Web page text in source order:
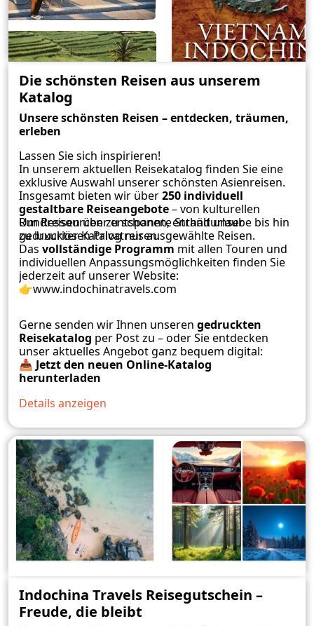
Die schönsten Reisen aus unserem
Katalog
Unsere schönsten Reisen – entdecken, träumen,
erleben
Lassen Sie sich inspirieren!
In unserem aktuellen Reisekatalog finden Sie eine
exklusive Auswahl unserer schönsten Asienreisen.
Insgesamt bieten wir über250 individuell
gestaltbare Reiseangebote– von kulturellen
Rundreisen über entspannte Strandurlaube bis hin
zu luxuriösen Privatreisen.
Um Ressourcen zu schonen, enthält unser
gedruckter Katalog nur ausgewählte Reisen.
Das vollständige Programm mit allen Touren und
individuellen Anpassungsmöglichkeiten finden Sie
jederzeit auf unserer Website:
👉www.indochinatravels.com
Gerne senden wir Ihnen unseren gedruckten
Reisekatalog per Post zu – oder Sie entdecken
unser aktuelles Angebot ganz bequem digital:
📥 Jetzt den neuen Online-Katalog
herunterladen
Details anzeigen
Indochina Travels Reisegutschein –
Freude, die bleibt